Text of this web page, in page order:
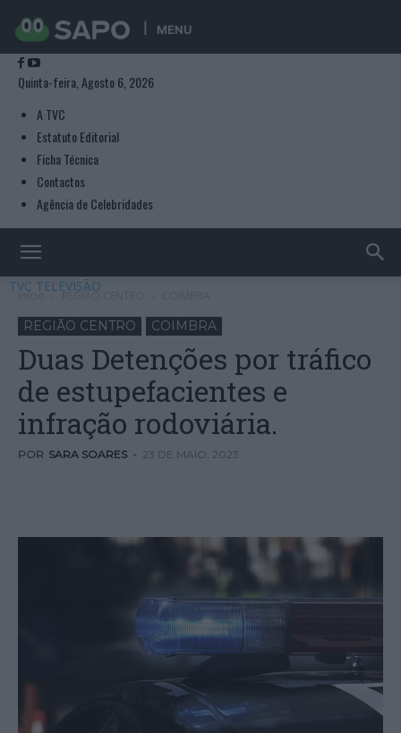
MENU
Quinta-feira, Agosto 6, 2026
A TVC
Estatuto Editorial
Ficha Técnica
Contactos
Agência de Celebridades
TVC TELEVISÃO
Início REGIÃO CENTRO
REGIÃO CENTRO COIMBRA
Duas Detenções por tráfico
de estupefacientes e
infração rodoviária.
POR SARA SOARES - 23 DE MAIO, 2023